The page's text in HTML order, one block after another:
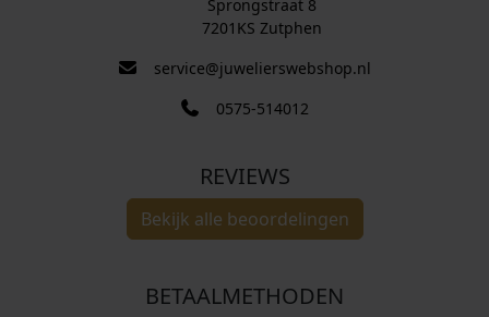
Sprongstraat 8
7201KS Zutphen
service@juwelierswebshop.nl
0575-514012
REVIEWS
Bekijk alle beoordelingen
BETAALMETHODEN